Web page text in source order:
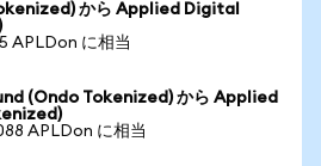
から Applied Digital
APLDon に相当
(Ondo Tokenized) から Applied
APLDon に相当